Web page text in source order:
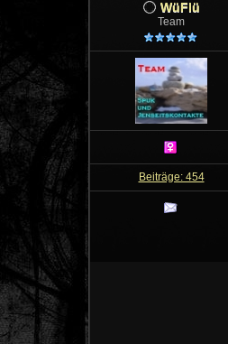
WüFlü
Team
Beiträge: 454